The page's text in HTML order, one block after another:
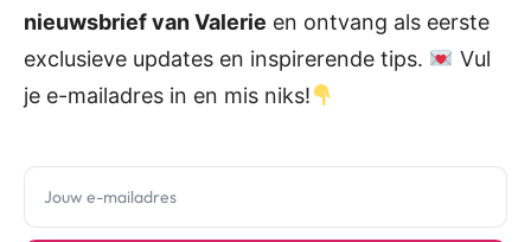
nieuwsbrief van Valerie en ontvang als eerste
exclusieve updates en inspirerende tips.
Vul
je e-mailadres in en mis niks!